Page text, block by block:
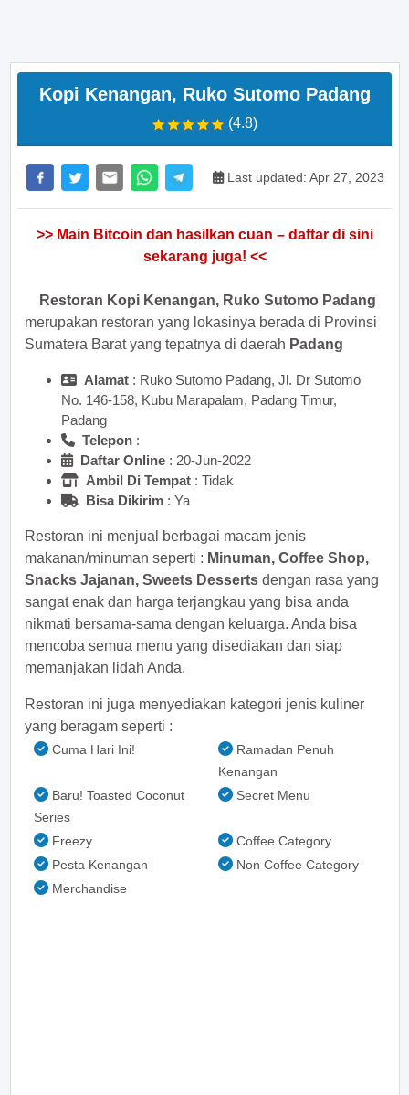
Kopi Kenangan, Ruko Sutomo Padang
(4.8)
Last updated: Apr 27, 2023
Restoran Kopi Kenangan, Ruko Sutomo Padang
merupakan restoran yang lokasinya berada di Provinsi
Sumatera Barat yang tepatnya di daerah Padang
Alamat : Ruko Sutomo Padang, Jl. Dr Sutomo
No. 146-158, Kubu Marapalam, Padang Timur,
Padang
Telepon :
Daftar Online : 20-Jun-2022
Ambil Di Tempat : Tidak
Bisa Dikirim : Ya
Restoran ini menjual berbagai macam jenis
makanan/minuman seperti : Minuman, Coffee Shop,
Snacks Jajanan, Sweets Desserts dengan rasa yang
sangat enak dan harga terjangkau yang bisa anda
nikmati bersama-sama dengan keluarga. Anda bisa
mencoba semua menu yang disediakan dan siap
memanjakan lidah Anda.
Restoran ini juga menyediakan kategori jenis kuliner
yang beragam seperti :
Cuma Hari Ini!
Ramadan Penuh
Kenangan
Baru! Toasted Coconut
Series
Secret Menu
Freezy
Coffee Category
Pesta Kenangan
Non Coffee Category
Merchandise